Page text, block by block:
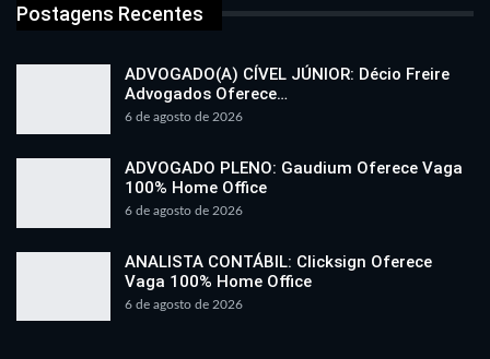
Postagens Recentes
ADVOGADO(A) CÍVEL JÚNIOR: Décio Freire
Advogados Oferece…
6 de agosto de 2026
ADVOGADO PLENO: Gaudium Oferece Vaga
100% Home Office
6 de agosto de 2026
ANALISTA CONTÁBIL: Clicksign Oferece
Vaga 100% Home Office
6 de agosto de 2026